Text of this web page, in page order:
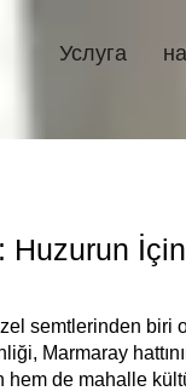
Услуга
semtlerinden biri
Marmaray
hem de mahalle